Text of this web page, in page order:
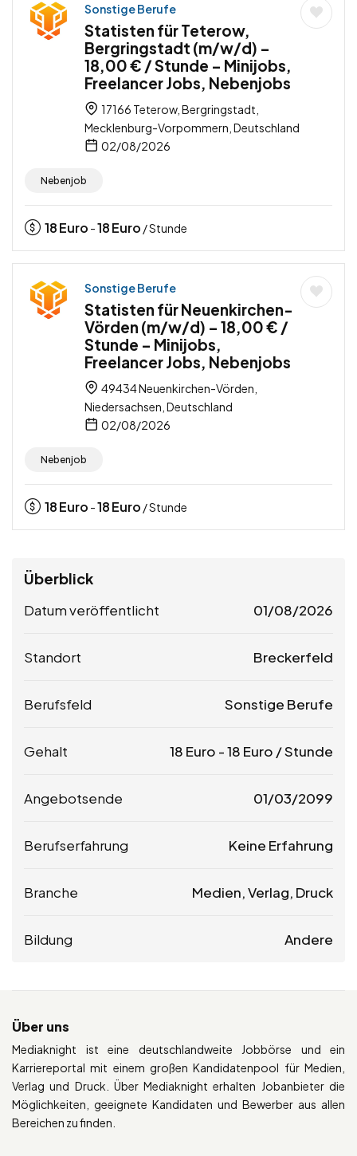
Sonstige Berufe
Statisten für Teterow,
Bergringstadt (m/w/d) –
18,00 € / Stunde – Minijobs,
Freelancer Jobs, Nebenjobs
17166 Teterow, Bergringstadt,
Mecklenburg-Vorpommern, Deutschland
02/08/2026
Nebenjob
18Euro -18Euro / Stunde
Sonstige Berufe
Statisten für Neuenkirchen-
Vörden (m/w/d) – 18,00 € /
Stunde – Minijobs,
Freelancer Jobs, Nebenjobs
49434 Neuenkirchen-Vörden,
Niedersachsen, Deutschland
02/08/2026
Nebenjob
18Euro -18Euro / Stunde
Überblick
Datum veröffentlicht 01/08/2026
Standort Breckerfeld
Berufsfeld Sonstige Berufe
Gehalt 18 Euro -18 Euro / Stunde
Angebotsende 01/03/2099
Berufserfahrung Keine Erfahrung
Branche Medien, Verlag, Druck
Bildung Andere
Über uns
Mediaknight ist eine deutschlandweite Jobbörse und ein
Karriereportal mit einem großen Kandidatenpool für Medien,
Verlag und Druck. Über Mediaknight erhalten Jobanbieter die
Möglichkeiten, geeignete Kandidaten und Bewerber aus allen
Bereichen zu finden.